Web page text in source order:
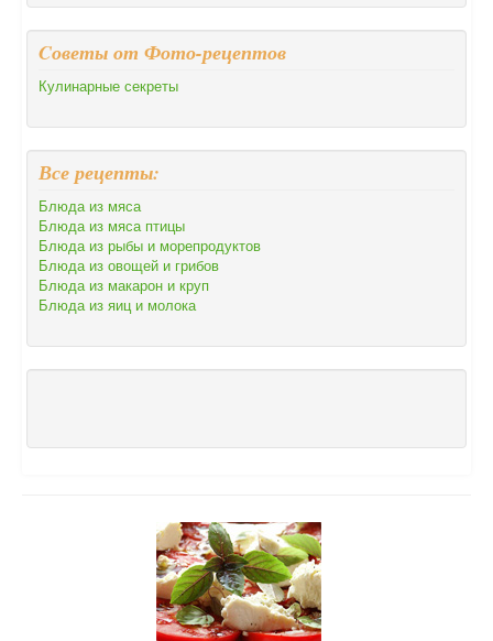
Cоветы от Фото-рецептов
Кулинарные секреты
Все рецепты:
Блюда из мяса
Блюда из мяса птицы
Блюда из рыбы и морепродуктов
Блюда из овощей и грибов
Блюда из макарон и круп
Блюда из яиц и молока